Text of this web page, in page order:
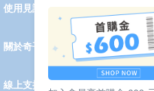
使用見證
關於奇哥
奇哥的故事
育兒資訊站
線上支援